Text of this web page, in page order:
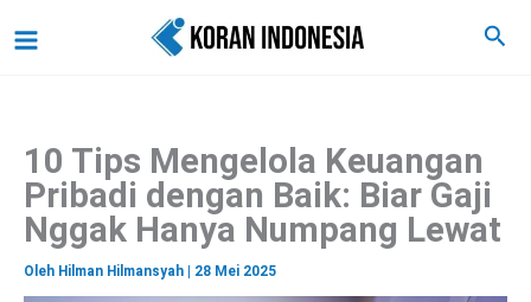
ke
Cari
10 Tips Mengelola Keuangan
Pribadi dengan Baik: Biar Gaji
Nggak Hanya Numpang Lewat
Oleh Hilman Hilmansyah 28 Mei 2025
a